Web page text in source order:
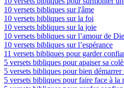
10 versets bibliques sur l'âme
10 versets bibliques sur la foi
10 versets bibliques sur la joie
10 versets bibliques sur l’amour de
10 versets bibliques sur l’espérance
11 versets bibliques pour garder
5 versets bibliques pour apaiser sa
5 versets bibliques pour bien démarrer
5 versets bibliques pour faire face à la